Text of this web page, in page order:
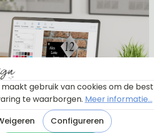
gebruik van cookies om de best
te waarborgen. Meer informatie...
Configureren